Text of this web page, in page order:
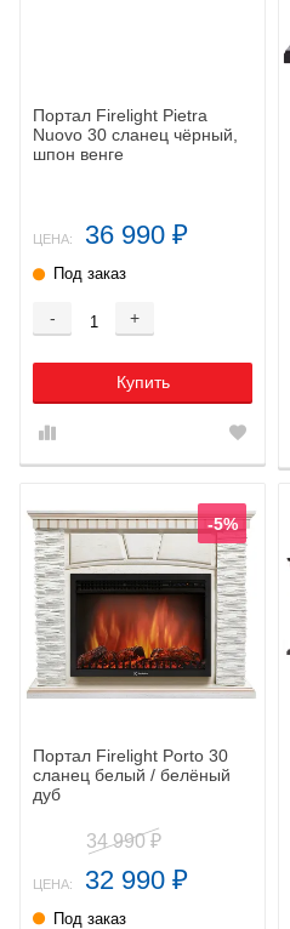
Портал Firelight Pietra
Nuovo 30 сланец чёрный,
шпон венге
ЦЕНА: 36 990 ₽
Под заказ
- +
Купить
-5%
Портал Firelight Porto 30
сланец белый / белёный
дуб
34 990 ₽
ЦЕНА: 32 990 ₽
Под заказ